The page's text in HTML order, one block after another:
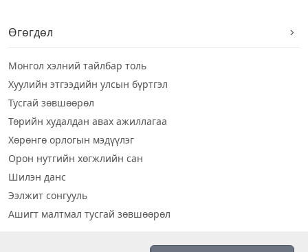
Өгөгдөл
Монгол хэлний тайлбар толь
Хуулийн этгээдийн улсын бүртгэл
Тусгай зөвшөөрөл
Төрийн худалдан авах ажиллагаа
Хөрөнгө орлогын мэдүүлэг
Орон нутгийн хөгжлийн сан
Шилэн данс
Ээлжит сонгууль
Ашигт малтмал тусгай зөвшөөрөл